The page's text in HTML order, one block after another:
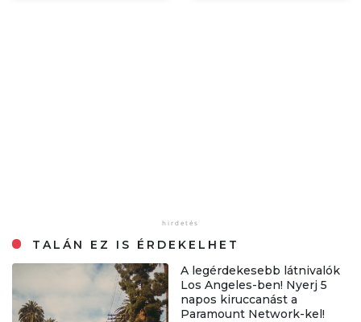
TALÁN EZ IS ÉRDEKELHET
A legérdekesebb látnivalók
Los Angeles-ben! Nyerj 5
napos kiruccanást a
Paramount Network-kel!